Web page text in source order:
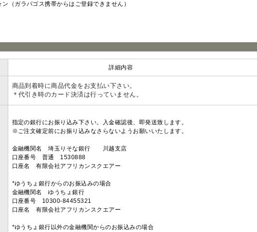
（ガラパゴス携帯からはご登録できません）
詳細内容
商品到着時に商品代金をお支払い下さい。
＊代引き時のカード決済は行っていません。
指定の銀行にお振り込み下さい。入金確認後、即発送致します。
※ご注文確定前にお振り込みなさらないようお願いいたします。
金融機関名 埼玉りそな銀行 川越支店
口座番号 普通 1530888
口座名 有限会社アフリカンスクエアー
*ゆうちょ銀行からのお振込みの場合
金融機関名 ゆうちょ銀行
口座番号 10300-84455321
口座名 有限会社アフリカンスクエアー
*ゆうちょ銀行以外の金融機関からのお振込みの場合